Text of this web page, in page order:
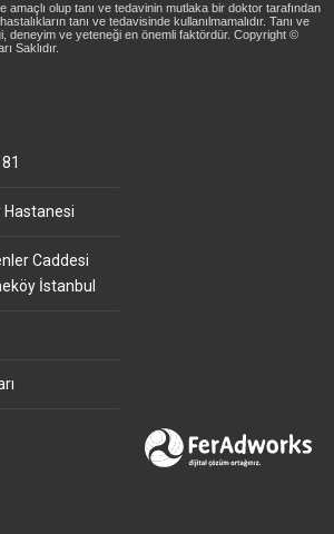
amaçlı olup tanı ve tedavinin mutlaka bir doktor tarafından
tanı ve tedavisinde kullanılmamalıdır. Tanı ve
deneyim ve yeteneği en önemli faktördür. Copyright ©
Saklıdır.
Caddesi
İstanbul